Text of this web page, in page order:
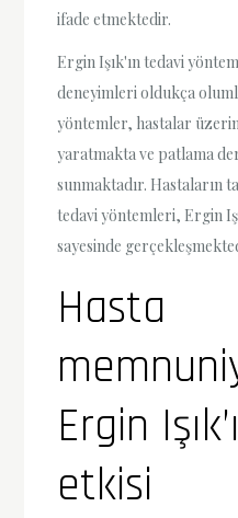
ifade etmektedir.
Ergin Işık'ın tedavi
deneyimleri oldukça
yöntemler, hastalar
yaratmakta ve patlama
sunmaktadır. Hastaların
tedavi yöntemleri, Ergin
sayesinde
Hasta
Ergin
etkisi